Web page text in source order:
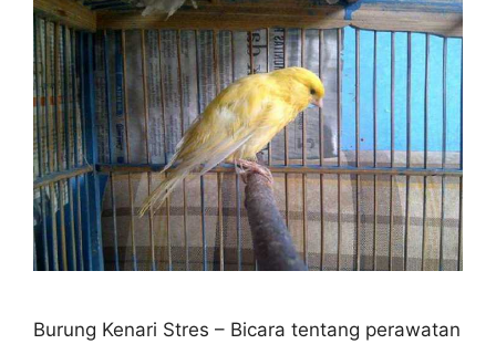
Burung Kenari Stres – Bicara tentang perawatan